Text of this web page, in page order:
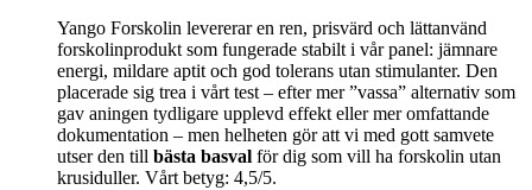
Yango Forskolin levererar en ren, prisvärd och lättanvänd
forskolinprodukt som fungerade stabilt i vår panel: jämnare
energi, mildare aptit och god tolerans utan stimulanter. Den
placerade sig trea i vårt test – efter mer ”vassa” alternativ som
gav aningen tydligare upplevd effekt eller mer omfattande
dokumentation – men helheten gör att vi med gott samvete
utser den till bästa basval för dig som vill ha forskolin utan
krusiduller. Vårt betyg: 4,5/5.